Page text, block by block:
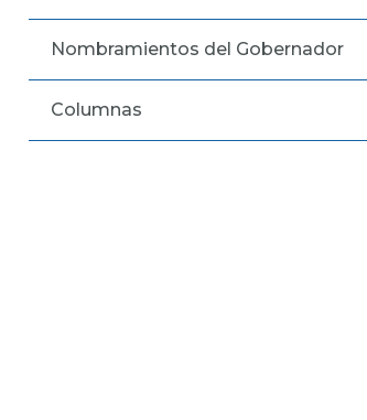
Nombramientos del Gobernador
Columnas